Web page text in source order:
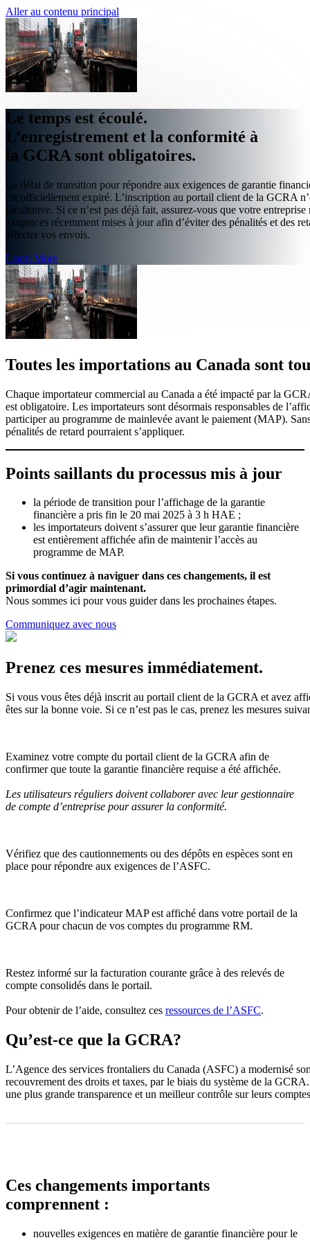
Aller au contenu principal
Le temps est écoulé.
L’enregistrement et la conformité à
la GCRA sont obligatoires.
La délai de transition pour répondre aux exigences de garantie
est officiellement expiré. L’inscription au portail client de la GCRA
facultative. Si ce n’est pas déjà fait, assurez-vous que votre entreprise
exigences récemment mises à jour afin d’éviter des pénalités et des
affecter vos envois.
Learn More
Toutes les importations au Canada sont
Chaque importateur commercial au Canada a été impacté par la
est obligatoire. Les importateurs sont désormais responsables de
participer au programme de mainlevée avant le paiement (MAP).
pénalités de retard pourraient s’appliquer.
Points saillants du processus mis à jour
la période de transition pour l’affichage de la garantie
financière a pris fin le 20 mai 2025 à 3 h HAE ;
les importateurs doivent s’assurer que leur garantie financière
est entièrement affichée afin de maintenir l’accès au
programme de MAP.
Si vous continuez à naviguer dans ces changements, il est
primordial d’agir maintenant.
Nous sommes ici pour vous guider dans les prochaines étapes.
Communiquez avec nous
Prenez ces mesures immédiatement.
Si vous vous êtes déjà inscrit au portail client de la GCRA et avez
êtes sur la bonne voie. Si ce n’est pas le cas, prenez les mesures
Examinez votre compte du portail client de la GCRA afin de
confirmer que toute la garantie financière requise a été affichée.
Les utilisateurs réguliers doivent collaborer avec leur gestionnaire
de compte d’entreprise pour assurer la conformité.
Vérifiez que des cautionnements ou des dépôts en espèces sont en
place pour répondre aux exigences de l’ASFC.
Confirmez que l’indicateur MAP est affiché dans votre portail de la
GCRA pour chacun de vos comptes du programme RM.
Restez informé sur la facturation courante grâce à des relevés de
compte consolidés dans le portail.
Pour obtenir de l’aide, consultez ces ressources de l’ASFC.
Qu’est-ce que la GCRA?
L’Agence des services frontaliers du Canada (ASFC) a modernisé
recouvrement des droits et taxes, par le biais du système de la
une plus grande transparence et un meilleur contrôle sur leurs
Ces changements importants
comprennent :
nouvelles exigences en matière de garantie financière pour le